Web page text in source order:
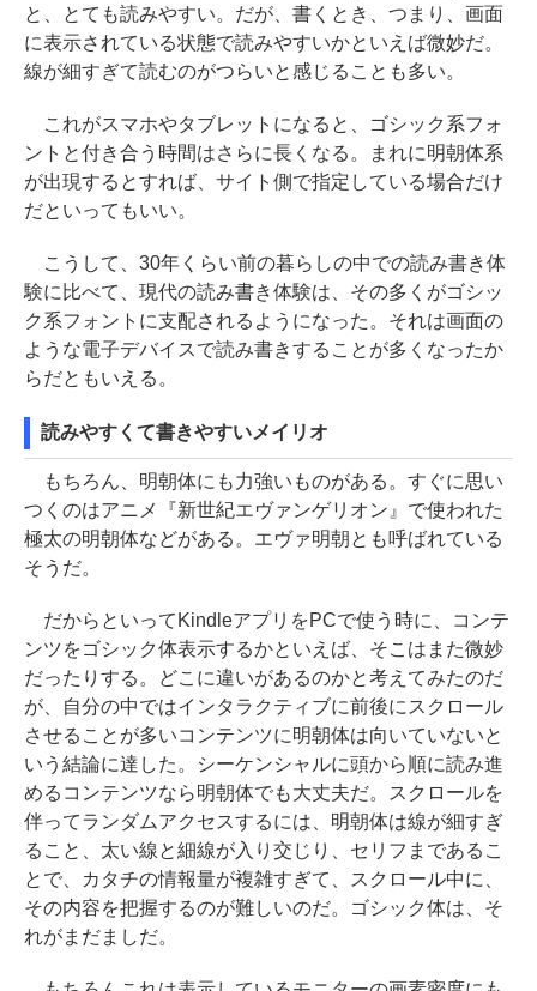
と、とても読みやすい。だが、書くとき、つまり、画面
に表示されている状態で読みやすいかといえば微妙だ。
線が細すぎて読むのがつらいと感じることも多い。
これがスマホやタブレットになると、ゴシック系フォ
ントと付き合う時間はさらに長くなる。まれに明朝体系
が出現するとすれば、サイト側で指定している場合だけ
だといってもいい。
こうして、30年くらい前の暮らしの中での読み書き体
験に比べて、現代の読み書き体験は、その多くがゴシッ
ク系フォントに支配されるようになった。それは画面の
ような電子デバイスで読み書きすることが多くなったか
らだともいえる。
読みやすくて書きやすいメイリオ
もちろん、明朝体にも力強いものがある。すぐに思い
つくのはアニメ『新世紀エヴァンゲリオン』で使われた
極太の明朝体などがある。エヴァ明朝とも呼ばれている
そうだ。
だからといってKindleアプリをPCで使う時に、コンテ
ンツをゴシック体表示するかといえば、そこはまた微妙
だったりする。どこに違いがあるのかと考えてみたのだ
が、自分の中ではインタラクティブに前後にスクロール
させることが多いコンテンツに明朝体は向いていないと
いう結論に達した。シーケンシャルに頭から順に読み進
めるコンテンツなら明朝体でも大丈夫だ。スクロールを
伴ってランダムアクセスするには、明朝体は線が細すぎ
ること、太い線と細線が入り交じり、セリフまであるこ
とで、カタチの情報量が複雑すぎて、スクロール中に、
その内容を把握するのが難しいのだ。ゴシック体は、そ
れがまだましだ。